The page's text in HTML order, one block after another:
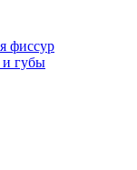
фиссур
и губы